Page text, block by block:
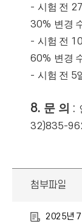
- 시험 전 27
30% 변경
- 시험 전 10
60% 변경
- 시험 전 5
8. 문 의 :
32)835-
첨부파일
2025년 7